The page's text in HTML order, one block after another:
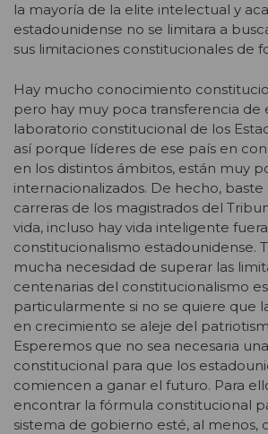
la mayoría de la elite intelectual y
estadounidense no se limitara a
sus limitaciones constitucionales de
Hay mucho conocimiento
pero hay muy poca transferencia de
laboratorio constitucional de los
así porque líderes de ese país en
en los distintos ámbitos, están muy
internacionalizados. De hecho, baste
carreras de los magistrados del
vida, incluso hay vida inteligente
constitucionalismo estadounidense.
mucha necesidad de superar las
centenarias del constitucionalismo
particularmente si no se quiere que
en crecimiento se aleje del
Esperemos que no sea necesaria
constitucional para que los
comiencen a ganar el futuro. Para
encontrar la fórmula constitucional
sistema de gobierno esté, al menos,